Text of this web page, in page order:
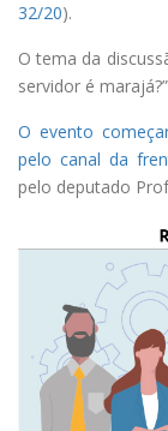
32/20).
O tema da
servidor é
O evento
pelo canal da
pelo deputado